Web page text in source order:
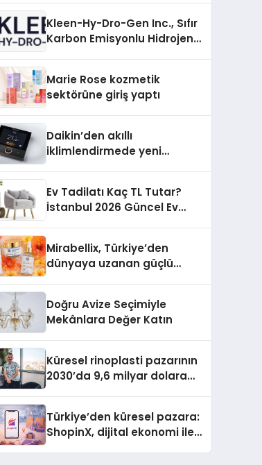
Kleen-Hy-Dro-Gen Inc., Sıfır
Karbon Emisyonlu Hidrojen
Aldı
Marie Rose kozmetik
sektörüne giriş yaptı
Daikin’den akıllı
iklimlendirmede yeni
Ev Tadilatı Kaç TL Tutar?
İstanbul 2026 Güncel Ev
Mirabellix, Türkiye’den
dünyaya uzanan güçlü
Doğru Avize Seçimiyle
Mekânlara Değer Katın
Küresel rinoplasti pazarının
2030’da 9,6 milyar dolara
Türkiye’den küresel pazara:
ShopinX, dijital ekonomi ile